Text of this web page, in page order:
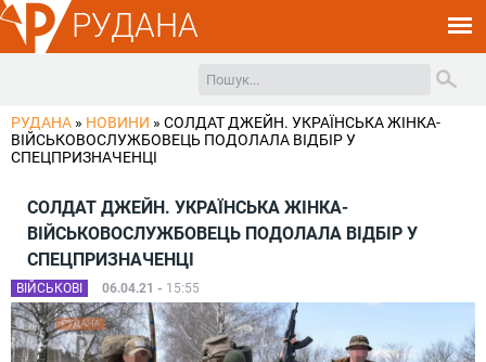
РУДАНА
РУДАНА » НОВИНИ » СОЛДАТ ДЖЕЙН. УКРАЇНСЬКА ЖІНКА-
ВІЙСЬКОВОСЛУЖБОВЕЦЬ ПОДОЛАЛА ВІДБІР У
СПЕЦПРИЗНАЧЕНЦІ
СОЛДАТ ДЖЕЙН. УКРАЇНСЬКА ЖІНКА-
ВІЙСЬКОВОСЛУЖБОВЕЦЬ ПОДОЛАЛА ВІДБІР У
СПЕЦПРИЗНАЧЕНЦІ
ВІЙСЬКОВІ 06.04.21 - 15:55